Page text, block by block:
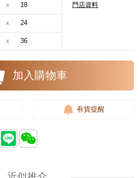
門店資料
x 18
x 24
x 36
加入購物車
有貨提醒